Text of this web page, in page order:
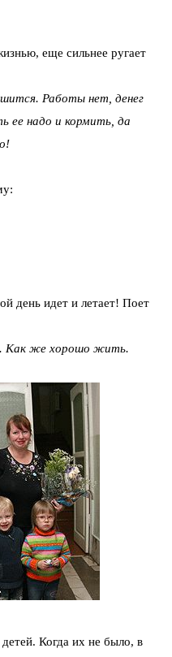
еще сильнее ругает
Работы нет, денег
ее надо и кормить, да
день идет и летает! Поет
Как же хорошо жить.
Когда их не было, в